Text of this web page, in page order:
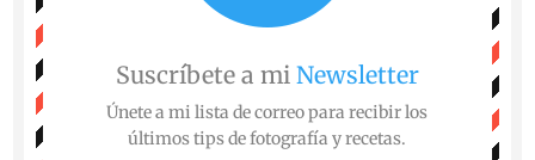
Suscríbete a mi Newsletter
Únete a mi lista de correo para recibir los
últimos tips de fotografía y recetas.